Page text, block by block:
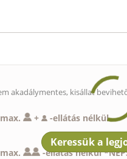
akadálymentes, kisállat
max. + -ellátás nélkül
max. -ellátás nélkül